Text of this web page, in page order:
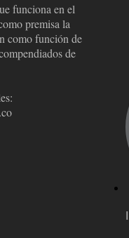
funciona en el
premisa la
como función de
de